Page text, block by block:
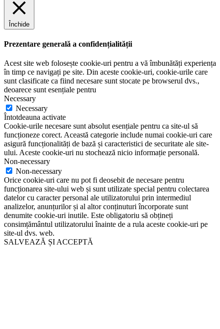
Închide
Prezentare generală a confidențialității
Acest site web folosește cookie-uri pentru a vă îmbunătăți experiența
în timp ce navigați pe site. Din aceste cookie-uri, cookie-urile care
sunt clasificate ca fiind necesare sunt stocate pe browserul dvs.,
deoarece sunt esențiale pentru
Necessary
Necessary
Întotdeauna activate
Cookie-urile necesare sunt absolut esențiale pentru ca site-ul să
funcționeze corect. Această categorie include numai cookie-uri care
asigură funcționalități de bază și caracteristici de securitate ale site-
ului. Aceste cookie-uri nu stochează nicio informație personală.
Non-necessary
Non-necessary
Orice cookie-uri care nu pot fi deosebit de necesare pentru
funcționarea site-ului web și sunt utilizate special pentru colectarea
datelor cu caracter personal ale utilizatorului prin intermediul
analizelor, anunțurilor și al altor conținuturi încorporate sunt
denumite cookie-uri inutile. Este obligatoriu să obțineți
consimțământul utilizatorului înainte de a rula aceste cookie-uri pe
site-ul dvs. web.
SALVEAZĂ ȘI ACCEPTĂ